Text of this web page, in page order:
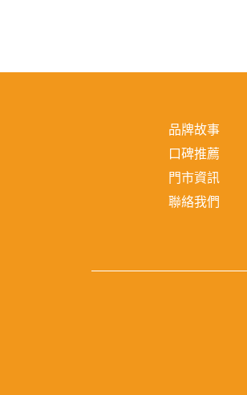
品牌故事
口碑推薦
門市資訊
聯絡我們